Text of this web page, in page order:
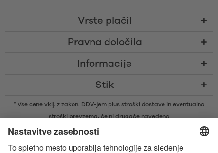
Vrste plačil
Pravna določila
Informacije
Stik
* Vse cene vklj. z zakon. DDV-jem plus stroški dostave in eventualno
stroški prevzema, če ni drugače navedeno
* Besedna znamka in logotipi Bluetooth® so zaščitene blagovne znamke v
licenco za njihovo uporabo.